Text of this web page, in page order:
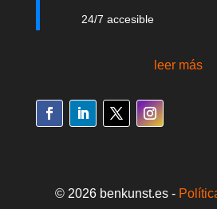
24/7 accesible
leer más
© 2026 benkunst.es -